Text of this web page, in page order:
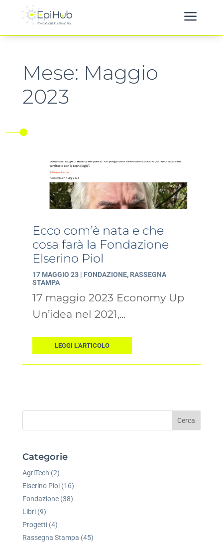
a
Mese: Maggio
2023
Ecco com’è nata e che
cosa farà la Fondazione
Elserino Piol
17 MAGGIO 23| FONDAZIONE, RASSEGNA
STAMPA
17 maggio 2023 Economy Up
Un’idea nel 2021,...
LEGGI L'ARTICOLO
Cerca
Categorie
AgriTech (2)
Elserino Piol (16)
Fondazione(38)
Libri(9)
Progetti(4)
Rassegna Stampa (45)